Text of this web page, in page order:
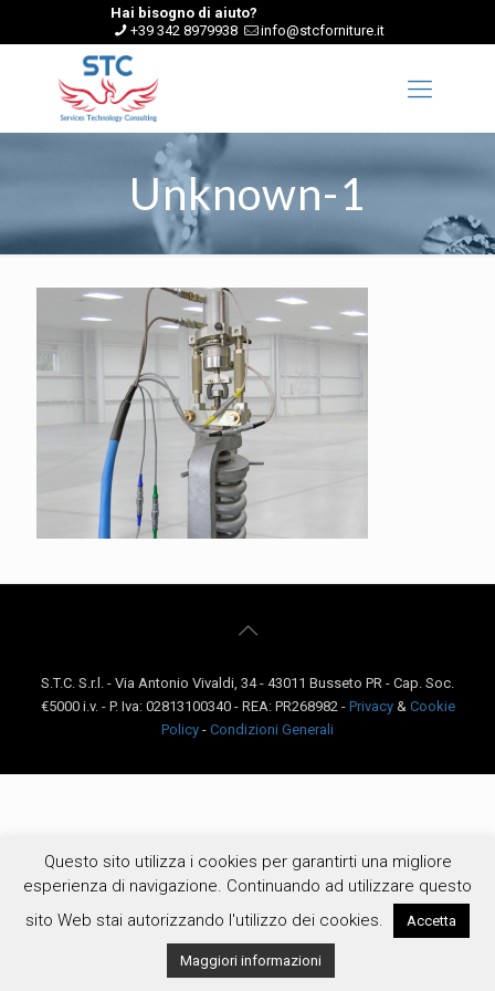
Hai bisogno di aiuto?
+39 342 8979938
info@stcforniture.it
Unknown-1
S.T.C. S.r.l. - Via Antonio Vivaldi, 34 - 43011 Busseto PR - Cap. Soc.
€5000 i.v. - P. Iva: 02813100340 - REA: PR268982 - Privacy& Cookie
Policy - Condizioni Generali
Questo sito utilizza i cookies per garantirti una migliore
esperienza di navigazione. Continuando ad utilizzare questo
sito Web stai autorizzando l'utilizzo dei cookies.
Accetta
Maggiori informazioni